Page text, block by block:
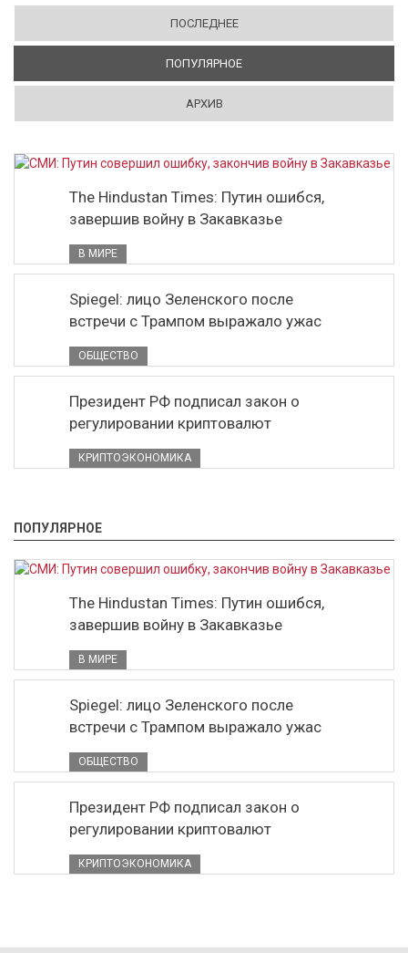
ПОСЛЕДНЕЕ
ПОПУЛЯРНОЕ
АРХИВ
The Hindustan Times: Путин ошибся,
завершив войну в Закавказье
В МИРЕ
Spiegel: лицо Зеленского после
встречи с Трампом выражало ужас
ОБЩЕСТВО
Президент РФ подписал закон о
регулировании криптовалют
КРИПТОЭКОНОМИКА
ПОПУЛЯРНОЕ
The Hindustan Times: Путин ошибся,
завершив войну в Закавказье
В МИРЕ
Spiegel: лицо Зеленского после
встречи с Трампом выражало ужас
ОБЩЕСТВО
Президент РФ подписал закон о
регулировании криптовалют
КРИПТОЭКОНОМИКА